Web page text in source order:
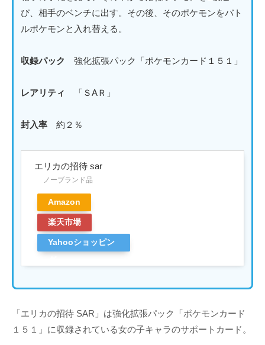
び、相手のベンチに出す。その後、そのポケモンをバト
ルポケモンと入れ替える。
収録パック 強化拡張パック「ポケモンカード１５１」
レアリティ 「ＳAＲ」
封入率 約２％
エリカの招待 sar
ノーブランド品
Amazon
楽天市場
Yahooショッピン
「エリカの招待 SAR」は強化拡張パック「ポケモンカード
１５１」に収録されている女の子キャラのサポートカード。